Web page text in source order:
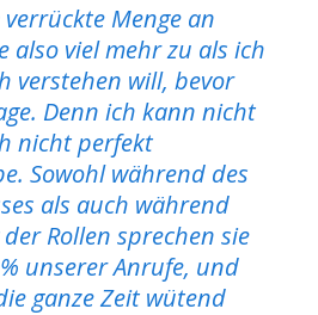
Menge an
also viel mehr zu als ich
verstehen will, bevor
Denn ich kann nicht
nicht perfekt
Sowohl während des
als auch während
Rollen sprechen sie
unserer Anrufe, und
ganze Zeit wütend